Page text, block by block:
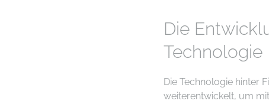
Die
Technologie
Die Technologie hinter
weiterentwickelt, um